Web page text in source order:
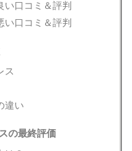
い口コミ＆評判
い口コミ＆評判
ス
違い
の最終評価